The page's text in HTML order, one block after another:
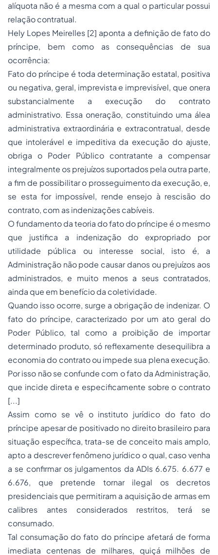
alíquota não é a mesma com a qual o particular possui
relação contratual.
Hely Lopes Meirelles [2] aponta a definição de fato do
príncipe, bem como as consequências de sua
ocorrência:
Fato do príncipe é toda determinação estatal, positiva
ou negativa, geral, imprevista e imprevisível, que onera
substancialmente a execução do contrato
administrativo. Essa oneração, constituindo uma álea
administrativa extraordinária e extracontratual, desde
que intolerável e impeditiva da execução do ajuste,
obriga o Poder Público contratante a compensar
integralmente os prejuízos suportados pela outra parte,
a fim de possibilitar o prosseguimento da execução, e,
se esta for impossível, rende ensejo à rescisão do
contrato, com as indenizações cabíveis.
O fundamento da teoria do fato do príncipe é o mesmo
que justifica a indenização do expropriado por
utilidade pública ou interesse social, isto é, a
Administração não pode causar danos ou prejuízos aos
administrados, e muito menos a seus contratados,
ainda que em benefício da coletividade.
Quando isso ocorre, surge a obrigação de indenizar. O
fato do príncipe, caracterizado por um ato geral do
Poder Público, tal como a proibição de importar
determinado produto, só reflexamente desequilibra a
economia do contrato ou impede sua plena execução.
Por isso não se confunde com o fato da Administração,
que incide direta e especificamente sobre o contrato
[...]
Assim como se vê o instituto jurídico do fato do
príncipe apesar de positivado no direito brasileiro para
situação específica, trata-se de conceito mais amplo,
apto a descrever fenômeno jurídico o qual, caso venha
a se confirmar os julgamentos da ADIs 6.675. 6.677 e
6.676, que pretende tornar ilegal os decretos
presidenciais que permitiram a aquisição de armas em
calibres antes considerados restritos, terá se
consumado.
Tal consumação do fato do príncipe afetará de forma
imediata centenas de milhares, quiçá milhões de